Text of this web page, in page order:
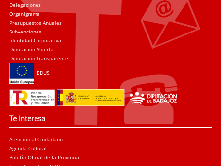
Delegaciones
Organigrama
Presupuestos Anuales
Subvenciones
Identidad Corporativa
Diputación Abierta
Diputación Transparente
EDUSI
Te interesa
Atención al Ciudadano
Agenda Cultural
Boletín Oficial de la Provincia